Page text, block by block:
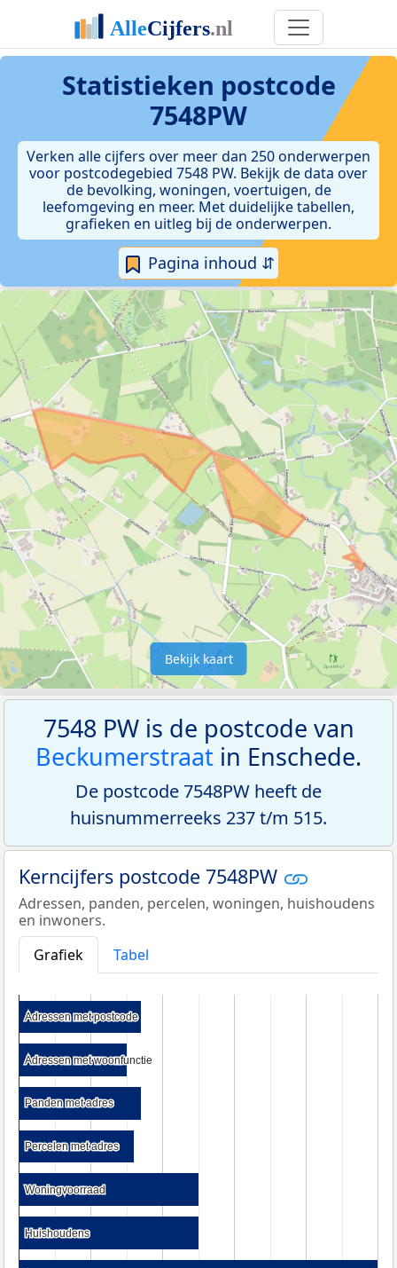
Statistieken postcode
7548PW
Verken alle cijfers over meer dan 250 onderwerpen
voor postcodegebied 7548 PW. Bekijk de data over
de bevolking, woningen, voertuigen, de
leefomgeving en meer. Met duidelijke tabellen,
grafieken en uitleg bij de onderwerpen.
Pagina inhoud ⇵
Bekijk kaart
7548 PW is de postcode van
Beckumerstraat in Enschede.
De postcode 7548PW heeft de
huisnummerreeks 237 t/m 515.
Kerncijfers postcode 7548PW
Adressen, panden, percelen, woningen, huishoudens
en inwoners.
Grafiek
Tabel
Adressen met postcode
Adressen met postcode
Adressen met woonfunctie
Adressen met woonfunctie
Panden met adres
Panden met adres
Percelen met adres
Percelen met adres
Woningvoorraad
Woningvoorraad
Huishoudens
Huishoudens